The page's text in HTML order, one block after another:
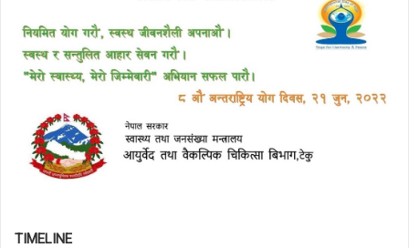
TIMELINE